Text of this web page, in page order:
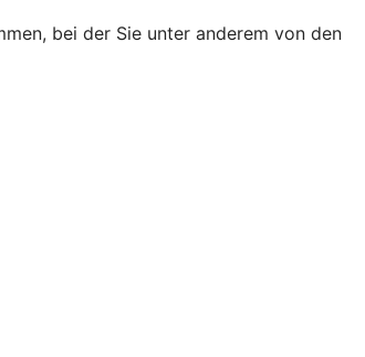
bei der Sie unter anderem von den